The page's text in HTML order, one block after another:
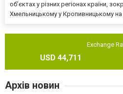
об’єктах у різних регіонах країни,
Хмельницькому у Кропивницькому
Exchange
USD 44,711
Архів новин